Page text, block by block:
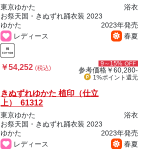
東京ゆかた
浴衣
お祭天国・きぬずれ踊衣装 2023
ゆかた
2023年発売
レディース
春夏
￥54,252(税込)
9～15% OFF
参考価格￥60,280-
1%ポイント 還元
きぬずれゆかた 植印（仕立
上） 61312
東京ゆかた
浴衣
お祭天国・きぬずれ踊衣装 2023
ゆかた
2023年発売
レディース
春夏